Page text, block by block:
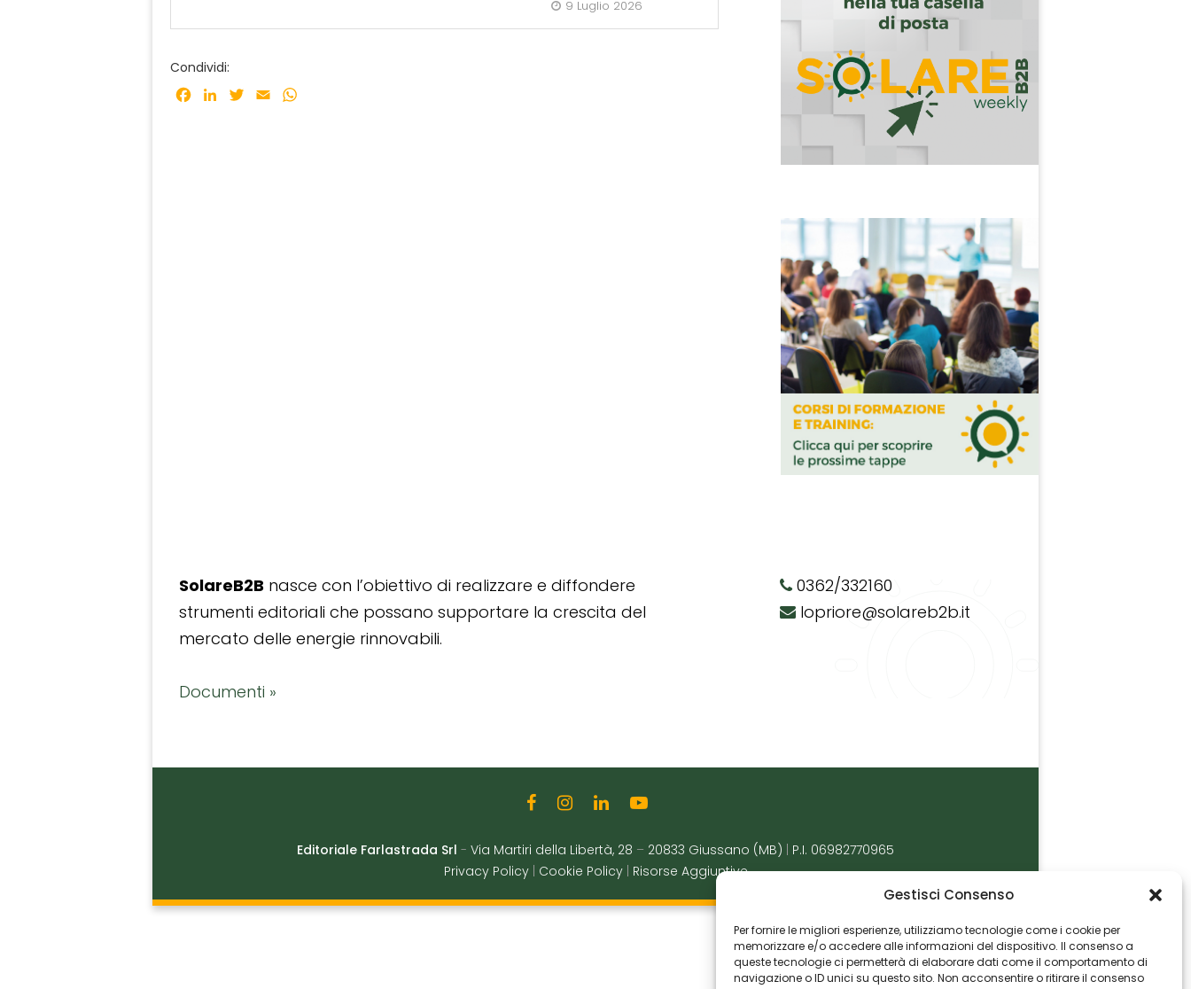
Gestisci Consenso
Per fornire le migliori esperienze, utilizziamo tecnologie come i cookie per
memorizzare e/o accedere alle informazioni del dispositivo. Il consenso a
queste tecnologie ci permetterà di elaborare dati come il comportamento di
navigazione o ID unici su questo sito. Non acconsentire o ritirare il consenso
9 Luglio 2026
Condividi:
Facebook
LinkedInTwitter
Email
SolareB2B nasce con l’obiettivo di realizzare e diffondere
strumenti editoriali che possano supportare la crescita del
mercato delle energie rinnovabili.
Documenti »
0362/332160
lopriore@solareb2b.it
Editoriale Farlastrada Srl - Via Martiri della Libertà, 28 – 20833 Giussano (MB)
P.I. 06982770965
Privacy Policy
Cookie Policy Risorse Aggiuntive